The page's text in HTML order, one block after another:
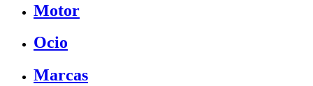
Motor
Ocio
Marcas